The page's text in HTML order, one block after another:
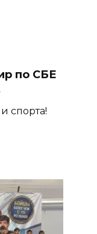
по СБЕ
спорта!